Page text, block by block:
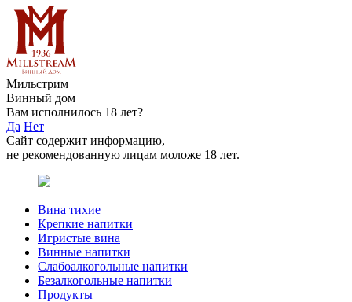
Мильстрим
Винный дом
Вам исполнилось 18 лет?
Да Нет
Сайт содержит информацию,
не рекомендованную лицам моложе 18 лет.
Вина тихие
Крепкие напитки
Игристые вина
Винные напитки
Слабоалкогольные напитки
Безалкогольные напитки
Продукты